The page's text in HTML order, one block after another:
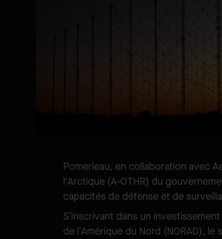
Pomerleau, en collaboration avec
l'Arctique (A-OTHR) du
capacités de défense et de
S’inscrivant dans un
de l’Amérique du Nord (NORAD),